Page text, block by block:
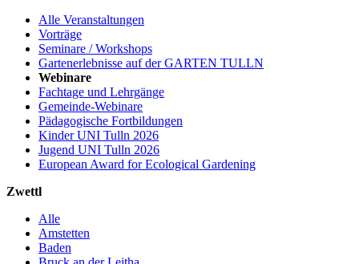
Alle Veranstaltungen
Vorträge
Seminare / Workshops
Gartenerlebnisse auf der GARTEN TULLN
Webinare
Fachtage und Lehrgänge
Gemeinde-Webinare
Pädagogische Fortbildungen
Kinder UNI Tulln 2026
Jugend UNI Tulln 2026
European Award for Ecological Gardening
Zwettl
Alle
Amstetten
Baden